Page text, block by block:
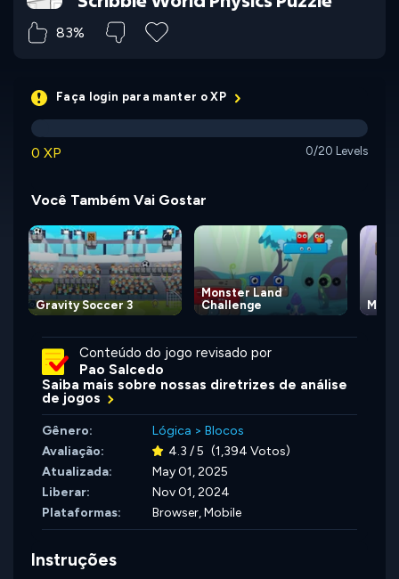
83%
Faça login para manter o XP
0 XP 0/20 Levels
Você Também Vai Gostar
Gravity Soccer 3
Monster Land
Challenge
Conteúdo do jogo revisado por
Pao Salcedo
Saiba mais sobre nossas diretrizes de análise
de jogos
Gênero: Lógica > Blocos
Avaliação:
4.3 / 5 (1,394 Votos)
Atualizada:
May 01, 2025
Liberar:
Nov 01, 2024
Plataformas:
Browser, Mobile
Instruções